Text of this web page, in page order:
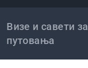
Визе и савети за
путовања